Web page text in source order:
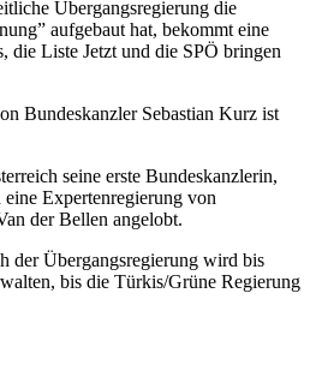
Übergangsregierung die
aufgebaut hat, bekommt eine
die Liste Jetzt und die SPÖ bringen
Bundeskanzler Sebastian Kurz ist
seine erste Bundeskanzlerin,
Expertenregierung von
der Bellen angelobt.
der Übergangsregierung wird bis
bis die Türkis/Grüne Regierung